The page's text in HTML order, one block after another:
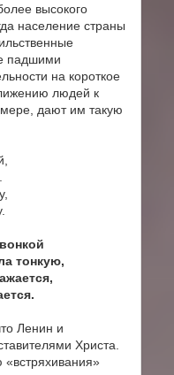
высокого
население страны
падшими
на короткое
людей к
дают им такую
тонкую,
Ленин и
Христа.